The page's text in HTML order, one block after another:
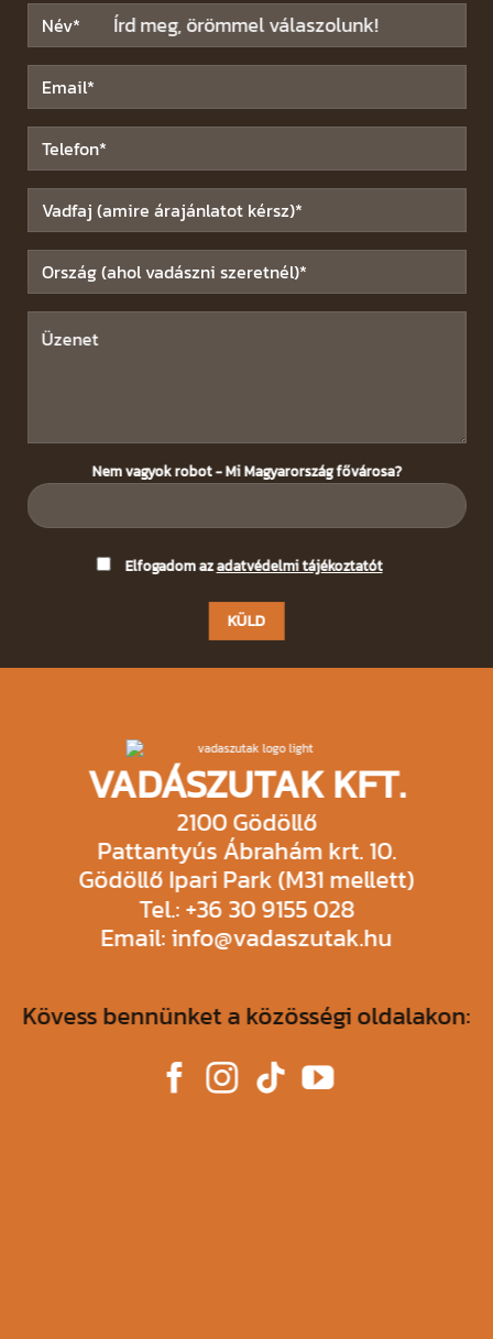
Írd meg, örömmel válaszolunk!
Nem vagyok robot - Mi Magyarország fővárosa?
Elfogadom azadatvédelmi tájékoztatót
VADÁSZUTAK KFT.
2100 Gödöllő
Pattantyús Ábrahám krt. 10.
Gödöllő Ipari Park (M31 mellett)
Tel.: +36 30 9155 028
Email: info@vadaszutak.hu
Kövess bennünket a közösségi oldalakon: